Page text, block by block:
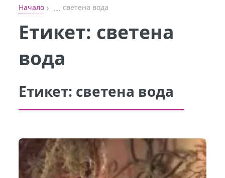
Начало › ... светена вода
Етикет: светена
вода
Етикет: светена вода